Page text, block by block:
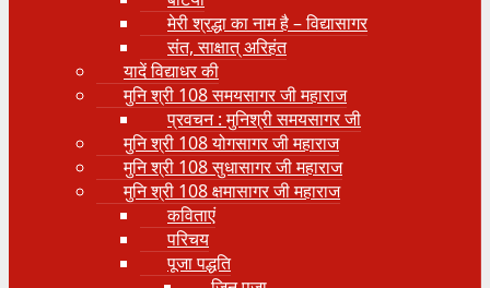
मेरी श्रद्धा का नाम है – विद्यासागर
संत, साक्षात् अरिहंत
यादें विद्याधर की
मुनि श्री 108 समयसागर जी महाराज
प्रवचन : मुनिश्री समयसागर जी
मुनि श्री 108 योगसागर जी महाराज
मुनि श्री 108 सुधासागर जी महाराज
मुनि श्री 108 क्षमासागर जी महाराज
कविताएं
परिचय
पूजा पद्धति